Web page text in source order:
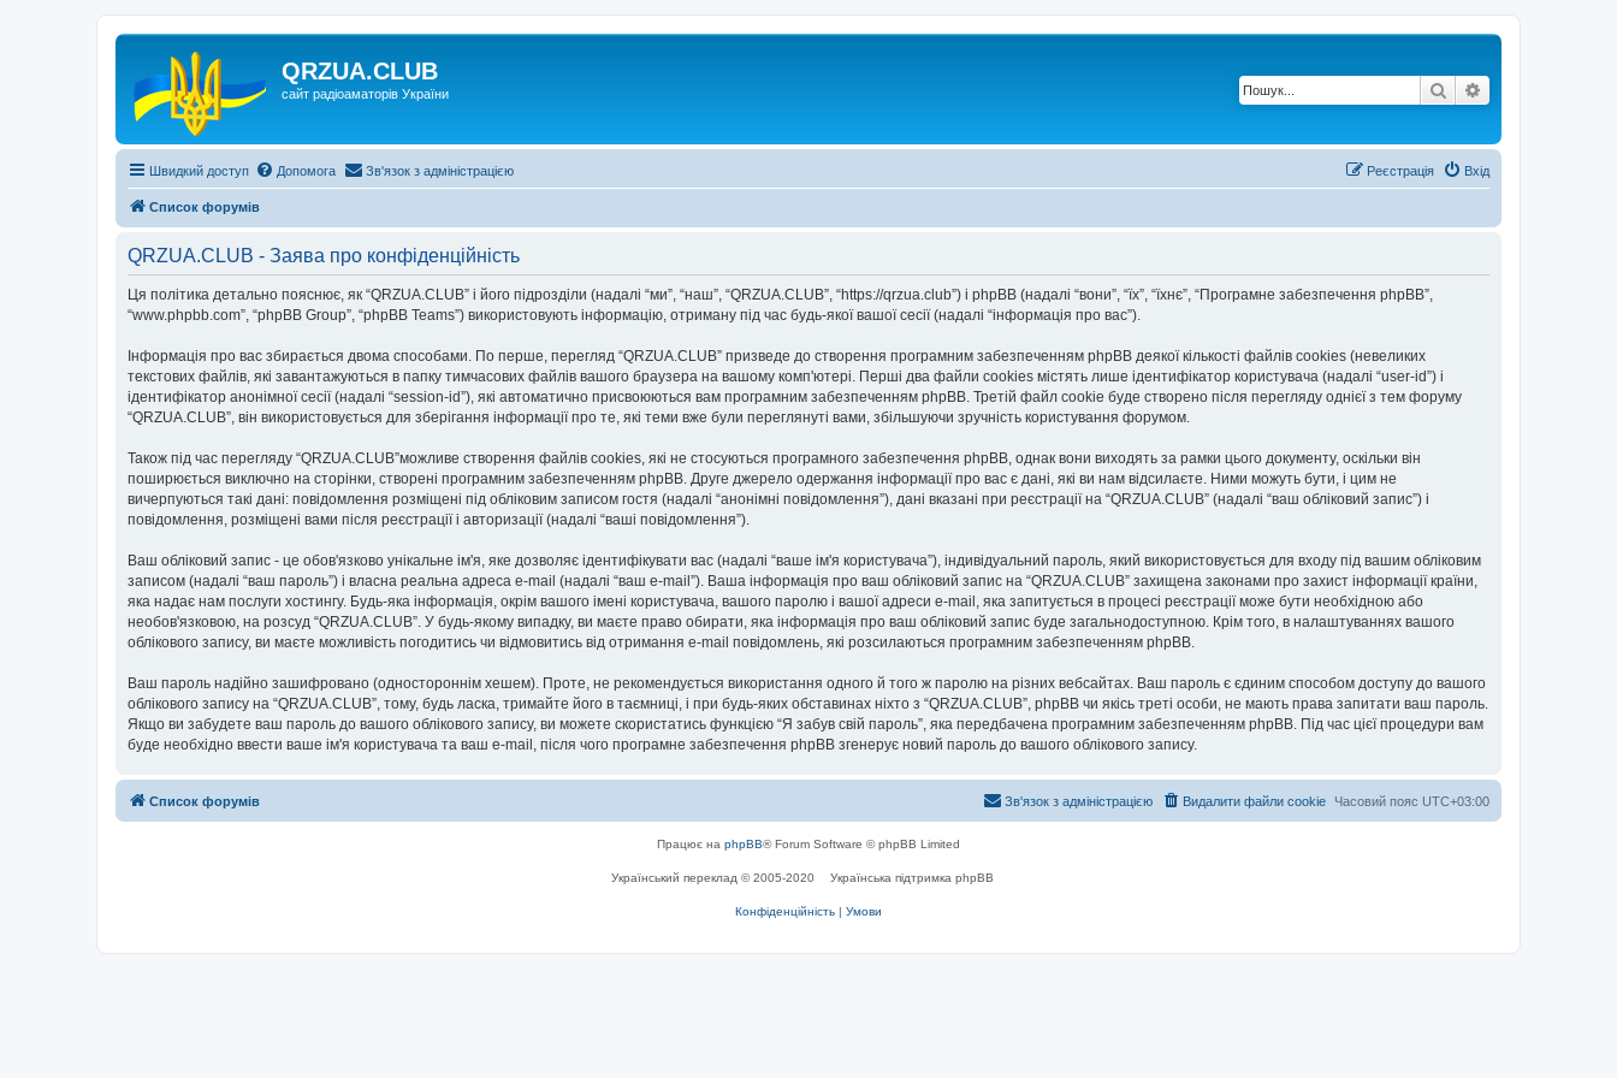
QRZUA.CLUB
сайт радіоаматорів України Пошук
Швидкий доступ Допомога Зв'язок з адміністрацією Вхід
Реєстрація
Список форумів
QRZUA.CLUB - Заява про конфіденційність
Ця політика детально пояснює, як “QRZUA.CLUB” і його підрозділи (надалі “ми”, “наш”, “QRZUA.CLUB”, “https://qrzua.club”) і phpBB (надалі “вони”, “їх”, “їхнє”, “Програмне забезпечення phpBB”,
“www.phpbb.com”, “phpBB Group”, “phpBB Teams”) використовують інформацію, отриману під час будь-якої вашої сесії (надалі “інформація про вас”).
Інформація про вас збирається двома способами. По перше, перегляд “QRZUA.CLUB” призведе до створення програмним забезпеченням phpBB деякої кількості файлів cookies (невеликих
текстових файлів, які завантажуються в папку тимчасових файлів вашого браузера на вашому комп'ютері. Перші два файли cookies містять лише ідентифікатор користувача (надалі “user-id”) і
ідентифікатор анонімної сесії (надалі “session-id”), які автоматично присвоюються вам програмним забезпеченням phpBB. Третій файл cookie буде створено після перегляду однієї з тем форуму
“QRZUA.CLUB”, він використовується для зберігання інформації про те, які теми вже були переглянуті вами, збільшуючи зручність користування форумом.
Також під час перегляду “QRZUA.CLUB”можливе створення файлів cookies, які не стосуються програмного забезпечення phpBB, однак вони виходять за рамки цього документу, оскільки він
поширюється виключно на сторінки, створені програмним забезпеченням phpBB. Друге джерело одержання інформації про вас є дані, які ви нам відсилаєте. Ними можуть бути, і цим не
вичерпуються такі дані: повідомлення розміщені під обліковим записом гостя (надалі “анонімні повідомлення”), дані вказані при реєстрації на “QRZUA.CLUB” (надалі “ваш обліковий запис”) і
повідомлення, розміщені вами після реєстрації і авторизації (надалі “ваші повідомлення”).
Ваш обліковий запис - це обов'язково унікальне ім'я, яке дозволяє ідентифікувати вас (надалі “ваше ім'я користувача”), індивідуальний пароль, який використовується для входу під вашим обліковим
записом (надалі “ваш пароль”) і власна реальна адреса e-mail (надалі “ваш e-mail”). Ваша інформація про ваш обліковий запис на “QRZUA.CLUB” захищена законами про захист інформації країни,
яка надає нам послуги хостингу. Будь-яка інформація, окрім вашого імені користувача, вашого паролю і вашої адреси e-mail, яка запитується в процесі реєстрації може бути необхідною або
необов'язковою, на розсуд “QRZUA.CLUB”. У будь-якому випадку, ви маєте право обирати, яка інформація про ваш обліковий запис буде загальнодоступною. Крім того, в налаштуваннях вашого
облікового запису, ви маєте можливість погодитись чи відмовитись від отримання e-mail повідомлень, які розсилаються програмним забезпеченням phpBB.
Ваш пароль надійно зашифровано (одностороннім хешем). Проте, не рекомендується використання одного й того ж паролю на різних вебсайтах. Ваш пароль є єдиним способом доступу до вашого
облікового запису на “QRZUA.CLUB”, тому, будь ласка, тримайте його в таємниці, і при будь-яких обставинах ніхто з “QRZUA.CLUB”, phpBB чи якісь треті особи, не мають права запитати ваш пароль.
Якщо ви забудете ваш пароль до вашого облікового запису, ви можете скористатись функцією “Я забув свій пароль”, яка передбачена програмним забезпеченням phpBB. Під час цієї процедури вам
буде необхідно ввести ваше ім'я користувача та ваш e-mail, після чого програмне забезпечення phpBB згенерує новий пароль до вашого облікового запису.
Список форумів Часовий пояс UTC+03:00
Видалити файли cookie
Зв'язок з адміністрацією
Працює на phpBB® Forum Software © phpBB Limited
Український переклад © 2005-2020 Українська підтримка phpBB
Конфіденційність | Умови